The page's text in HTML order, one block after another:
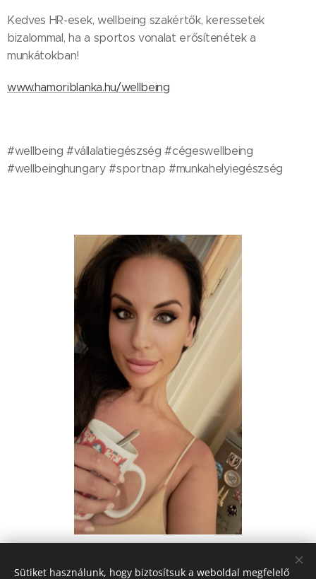
Kedves HR-esek, wellbeing szakértők, keressetek
bizalommal, ha a sportos vonalat erősítenétek a
munkátokban!
www.hamoriblanka.hu/wellbeing
#wellbeing #vállalatiegészség #cégeswellbeing
#wellbeinghungary #sportnap #munkahelyiegészség
Share
Sütiket használunk, hogy biztosítsuk a weboldal megfelelő